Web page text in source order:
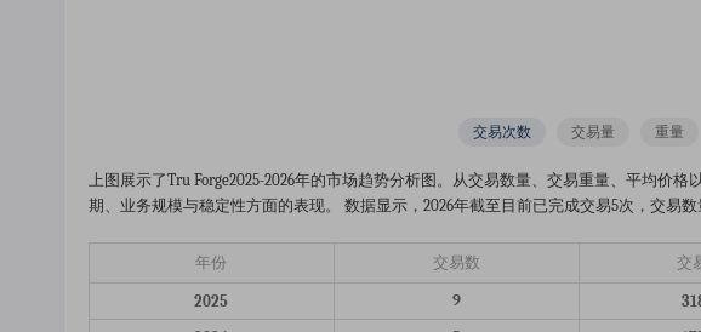
交易次数 交易量 重量
上图展示了tru Forge2025-2026年的市场趋势分析图。从交易数量、交易重量、平均价
期、业务规模与稳定性方面的表现。 数据显示，2026年截至目前已完成交易5次，交易数
年份 交易数 交
2025 9